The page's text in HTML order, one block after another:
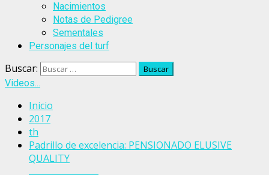
Nacimientos
Notas de Pedigree
Sementales
Personajes del turf
Buscar:
Videos...
Inicio
2017
th
Padrillo de excelencia: PENSIONADO ELUSIVE
QUALITY